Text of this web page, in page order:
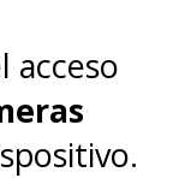
acceso